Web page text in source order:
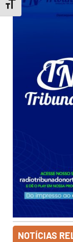
Toggle Font size
NOTÍCIAS